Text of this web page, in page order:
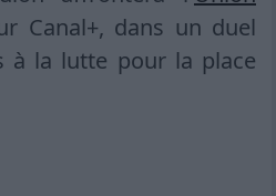
Canal+, dans un duel
à la lutte pour la place